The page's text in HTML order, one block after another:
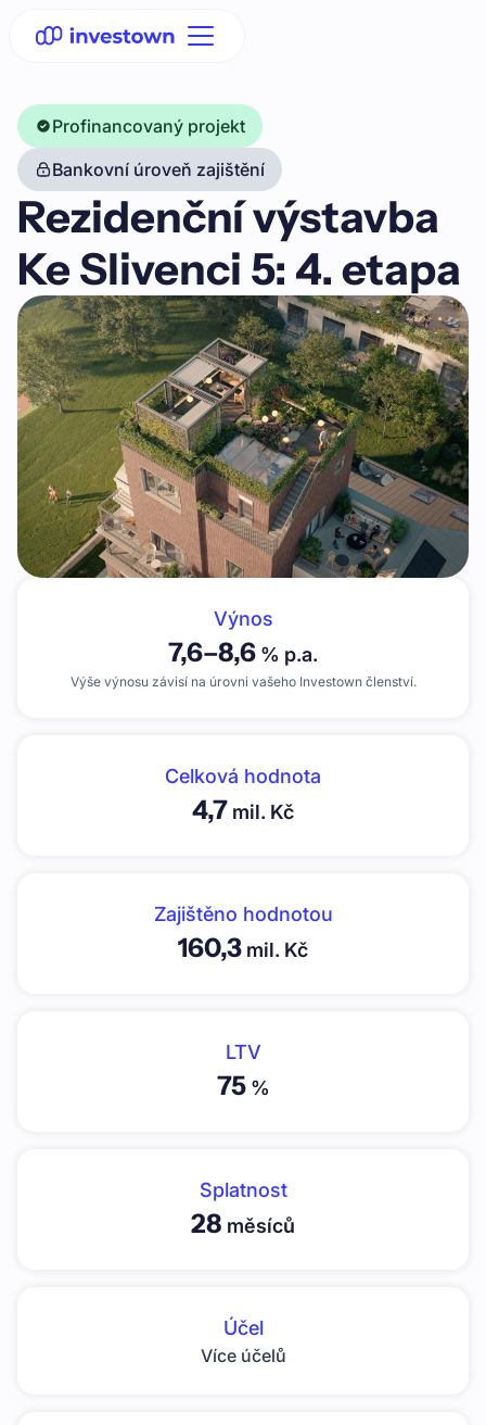
Profinancovaný projekt
Bankovní úroveň zajištění
Rezidenční výstavba
Ke Slivenci 5: 4. etapa
Výnos
7,6–8,6 % p.a.
Výše výnosu závisí na úrovni vašeho Investown členství.
Celková hodnota
4,7 mil. Kč
Zajištěno hodnotou
160,3 mil. Kč
LTV
75%
Splatnost
28 měsíců
Účel
Více účelů